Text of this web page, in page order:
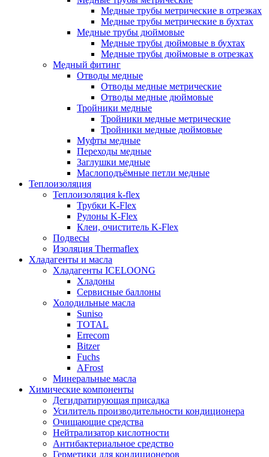
Медные трубы метрические в отрезках
Медные трубы метрические в бухтах
Медные трубы дюймовые
Медные трубы дюймовые в бухтах
Медные трубы дюймовые в отрезках
Медный фитинг
Отводы медные
Отводы медные метрические
Отводы медные дюймовые
Тройники медные
Тройники медные метрические
Тройники медные дюймовые
Муфты медные
Переходы медные
Заглушки медные
Маслоподъёмные петли медные
Теплоизоляция
Теплоизоляция k-flex
Трубки K-Flex
Рулоны K-Flex
Клеи, очиститель K-Flex
Подвесы
Изоляция Thermaflex
Хладагенты и масла
Хладагенты ICELOONG
Хладоны
Сервисные баллоны
Холодильные масла
Suniso
TOTAL
Errecom
Bitzer
Fuchs
AFrost
Минеральные масла
Химические компоненты
Дегидратирующая присадка
Усилитель производительности кондиционера
Очищающие средства
Нейтрализатор кислотности
Антибактериальное средство
Герметики для кондиционеров